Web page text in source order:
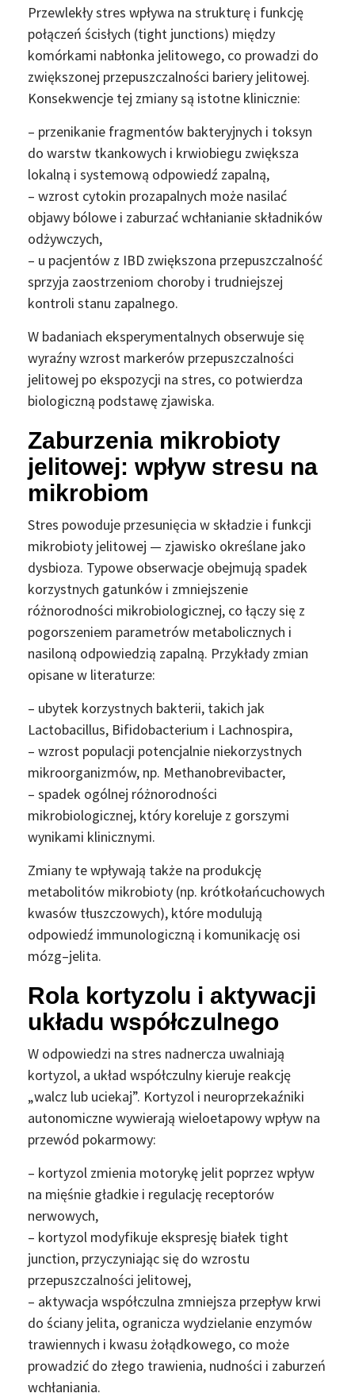
Przewlekły stres wpływa na strukturę i funkcję
połączeń ścisłych (tight junctions) między
komórkami nabłonka jelitowego, co prowadzi do
zwiększonej przepuszczalności bariery jelitowej.
Konsekwencje tej zmiany są istotne klinicznie:
– przenikanie fragmentów bakteryjnych i toksyn
do warstw tkankowych i krwiobiegu zwiększa
lokalną i systemową odpowiedź zapalną,
– wzrost cytokin prozapalnych może nasilać
objawy bólowe i zaburzać wchłanianie składników
odżywczych,
– u pacjentów z IBD zwiększona przepuszczalność
sprzyja zaostrzeniom choroby i trudniejszej
kontroli stanu zapalnego.
W badaniach eksperymentalnych obserwuje się
wyraźny wzrost markerów przepuszczalności
jelitowej po ekspozycji na stres, co potwierdza
biologiczną podstawę zjawiska.
Zaburzenia mikrobioty
jelitowej: wpływ stresu na
mikrobiom
Stres powoduje przesunięcia w składzie i funkcji
mikrobioty jelitowej — zjawisko określane jako
dysbioza. Typowe obserwacje obejmują spadek
korzystnych gatunków i zmniejszenie
różnorodności mikrobiologicznej, co łączy się z
pogorszeniem parametrów metabolicznych i
nasiloną odpowiedzią zapalną. Przykłady zmian
opisane w literaturze:
– ubytek korzystnych bakterii, takich jak
Lactobacillus, Bifidobacterium i Lachnospira,
– wzrost populacji potencjalnie niekorzystnych
mikroorganizmów, np. Methanobrevibacter,
– spadek ogólnej różnorodności
mikrobiologicznej, który koreluje z gorszymi
wynikami klinicznymi.
Zmiany te wpływają także na produkcję
metabolitów mikrobioty (np. krótkołańcuchowych
kwasów tłuszczowych), które modulują
odpowiedź immunologiczną i komunikację osi
mózg–jelita.
Rola kortyzolu i aktywacji
układu współczulnego
W odpowiedzi na stres nadnercza uwalniają
kortyzol, a układ współczulny kieruje reakcję
„walcz lub uciekaj”. Kortyzol i neuroprzekaźniki
autonomiczne wywierają wieloetapowy wpływ na
przewód pokarmowy:
– kortyzol zmienia motorykę jelit poprzez wpływ
na mięśnie gładkie i regulację receptorów
nerwowych,
– kortyzol modyfikuje ekspresję białek tight
junction, przyczyniając się do wzrostu
przepuszczalności jelitowej,
– aktywacja współczulna zmniejsza przepływ krwi
do ściany jelita, ogranicza wydzielanie enzymów
trawiennych i kwasu żołądkowego, co może
prowadzić do złego trawienia, nudności i zaburzeń
wchłaniania.